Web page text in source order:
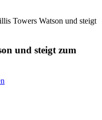
Towers Watson und steigt
und steigt zum